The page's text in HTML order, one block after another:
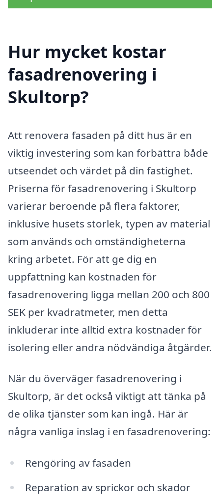
Hur mycket kostar
fasadrenovering i
Skultorp?
Att renovera fasaden på ditt hus är en
viktig investering som kan förbättra både
utseendet och värdet på din fastighet.
Priserna för fasadrenovering i Skultorp
varierar beroende på flera faktorer,
inklusive husets storlek, typen av material
som används och omständigheterna
kring arbetet. För att ge dig en
uppfattning kan kostnaden för
fasadrenovering ligga mellan 200 och 800
SEK per kvadratmeter, men detta
inkluderar inte alltid extra kostnader för
isolering eller andra nödvändiga åtgärder.
När du överväger fasadrenovering i
Skultorp, är det också viktigt att tänka på
de olika tjänster som kan ingå. Här är
några vanliga inslag i en fasadrenovering:
Rengöring av fasaden
Reparation av sprickor och skador